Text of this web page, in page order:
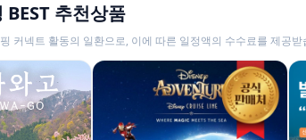
추천상품
커넥트 활동의 일환으로, 이에 따른 일정액의 수수료를 제공받